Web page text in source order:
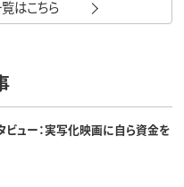
はこちら
ビュー：実写化映画に自ら資金を